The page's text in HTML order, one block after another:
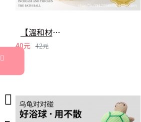
【溫和材質】冰淇淋造型沐浴球 - 不傷膚可愛柔軟洗澡巾
40元 42元